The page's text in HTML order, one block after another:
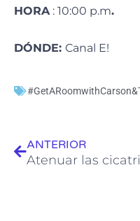
HORA : 10:00 p.m.
DÓNDE: Canal E!
ANTERIOR